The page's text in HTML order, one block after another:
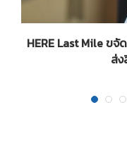
HERE Last Mile ข
ส่ง